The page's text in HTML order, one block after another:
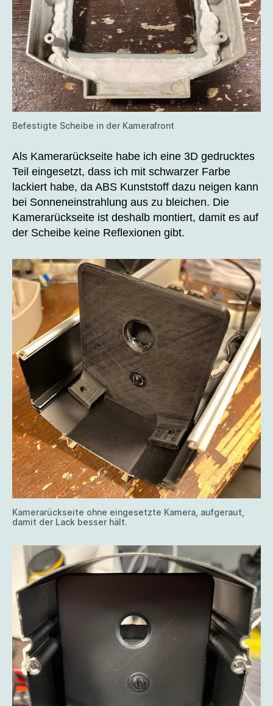
Befestigte Scheibe in der Kamerafront
Als Kamerarückseite habe ich eine 3D gedrucktes
Teil eingesetzt, dass ich mit schwarzer Farbe
lackiert habe, da ABS Kunststoff dazu neigen kann
bei Sonneneinstrahlung aus zu bleichen. Die
Kamerarückseite ist deshalb montiert, damit es auf
der Scheibe keine Reflexionen gibt.
Kamerarückseite ohne eingesetzte Kamera, aufgeraut,
damit der Lack besser hält.